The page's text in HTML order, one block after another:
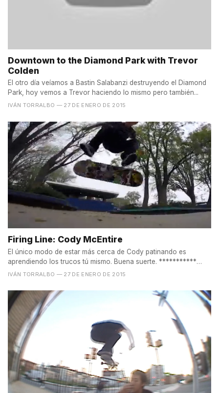
Downtown to the Diamond Park with Trevor
Colden
El otro día veíamos a Bastin Salabanzi destruyendo el Diamond
Park, hoy vemos a Trevor haciendo lo mismo pero también...
IVÁN TORRALBO — 27 DE ENERO DE 2015
Firing Line: Cody McEntire
El único modo de estar más cerca de Cody patinando es
aprendiendo los trucos tú mismo. Buena suerte. ***********
The...
IVÁN TORRALBO — 27 DE ENERO DE 2015